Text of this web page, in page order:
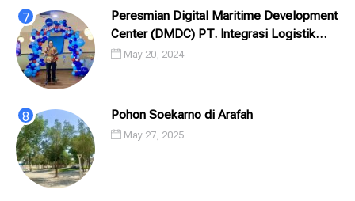
Peresmian Digital Maritime Development
Center (DMDC) PT. Integrasi Logistik
Cipta Solusi (ILCS) / Pelindo Solusi
May 20, 2024
Pohon Soekarno di Arafah
May 27, 2025